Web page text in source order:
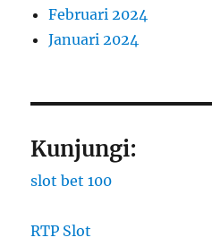
Februari 2024
Januari 2024
Kunjungi:
slot bet 100
RTP Slot